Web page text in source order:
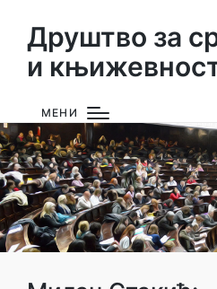
Друштво за
и
МЕНИ